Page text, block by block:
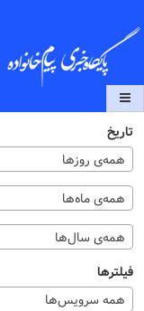
تاریخ
همه‌ی روزها
همه‌ی ماه‌ها
همه‌ی سال‌ها
فیلترها
همه سرویس‌ها